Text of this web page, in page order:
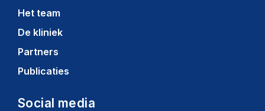
Het team
De kliniek
Partners
Publicaties
Social media